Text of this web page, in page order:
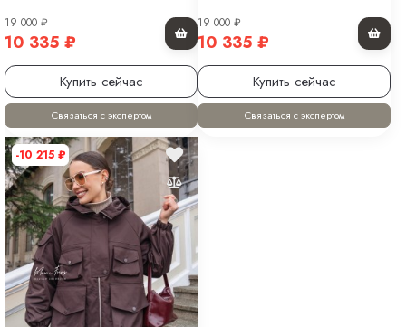
19 000₽
10 335 ₽
Купить сейчас
Связаться с экспертом
19 000₽
10 335 ₽
Купить сейчас
Связаться с экспертом
-10 215 ₽